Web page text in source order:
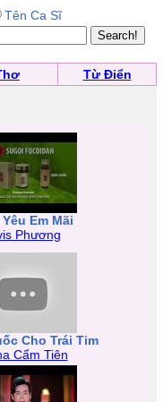
Tên Ca Sĩ
Từ Điển
Em Mãi
Phương
Cho Trái Tim
Cẩm Tiên